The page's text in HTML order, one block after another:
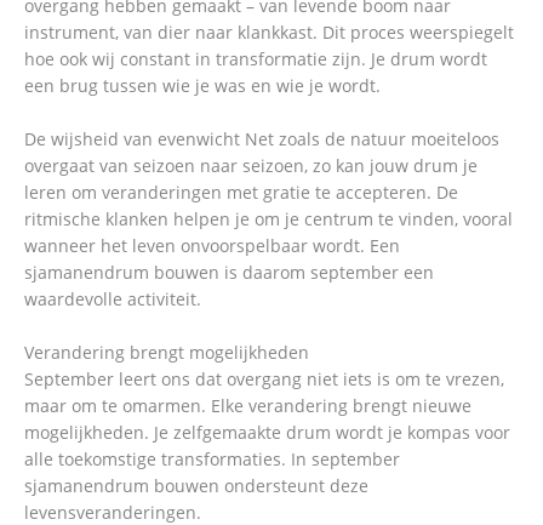
overgang hebben gemaakt – van levende boom naar
instrument, van dier naar klankkast. Dit proces weerspiegelt
hoe ook wij constant in transformatie zijn. Je drum wordt
een brug tussen wie je was en wie je wordt.
De wijsheid van evenwicht Net zoals de natuur moeiteloos
overgaat van seizoen naar seizoen, zo kan jouw drum je
leren om veranderingen met gratie te accepteren. De
ritmische klanken helpen je om je centrum te vinden, vooral
wanneer het leven onvoorspelbaar wordt. Een
sjamanendrum bouwen is daarom september een
waardevolle activiteit.
Verandering brengt mogelijkheden
September leert ons dat overgang niet iets is om te vrezen,
maar om te omarmen. Elke verandering brengt nieuwe
mogelijkheden. Je zelfgemaakte drum wordt je kompas voor
alle toekomstige transformaties. In september
sjamanendrum bouwen ondersteunt deze
levensveranderingen.